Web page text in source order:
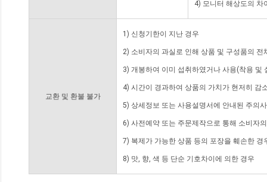
4) 모니터 해상도의 차
교환 및 환불 불가
1) 신청기한이 지난 경우
2) 소비자의 과실로 인해 상품 및 구성품의
3) 개봉하여 이미 섭취하였거나 사용(착용 및
4) 시간이 경과하여 상품의 가치가 현저히 감
5) 상세정보 또는 사용설명서에 안내된 주의
6) 사전예약 또는 주문제작으로 통해 소비자
7) 복제가 가능한 상품 등의 포장을 훼손한 경
8) 맛, 향, 색 등 단순 기호차이에 의한 경우